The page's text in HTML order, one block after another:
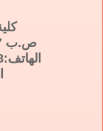
ص.ب 27، الجديدة-24000 - المغرب
الهاتف:0523343058 – 0523342169